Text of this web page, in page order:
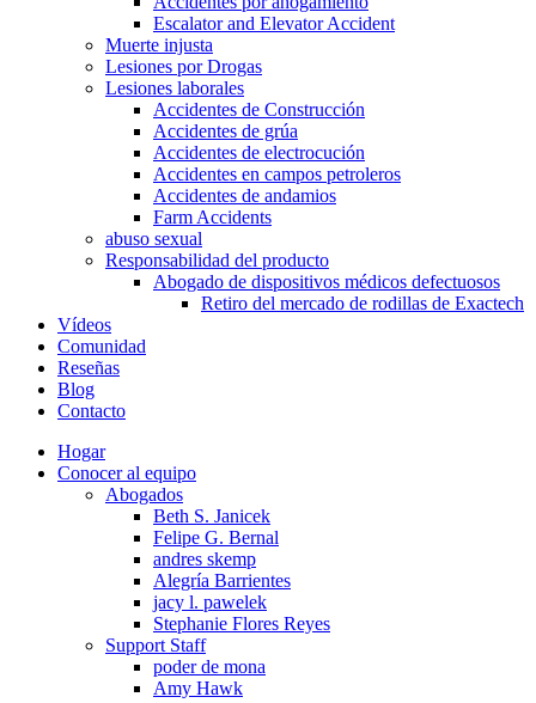
Escalator and Elevator Accident
Muerte injusta
Lesiones por Drogas
Lesiones laborales
Accidentes de Construcción
Accidentes de grúa
Accidentes de electrocución
Accidentes en campos petroleros
Accidentes de andamios
Farm Accidents
abuso sexual
Responsabilidad del producto
Abogado de dispositivos médicos defectuosos
Retiro del mercado de rodillas de Exactech
Vídeos
Comunidad
Reseñas
Blog
Contacto
Hogar
Conocer al equipo
Abogados
Beth S. Janicek
Felipe G. Bernal
andres skemp
Alegría Barrientes
jacy l. pawelek
Stephanie Flores Reyes
Support Staff
poder de mona
Amy Hawk